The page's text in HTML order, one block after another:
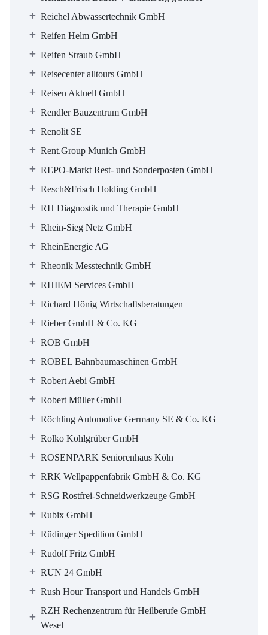
Reichel Abwassertechnik GmbH
Reifen Helm GmbH
Reifen Straub GmbH
Reisecenter alltours GmbH
Reisen Aktuell GmbH
Rendler Bauzentrum GmbH
Renolit SE
Rent.Group Munich GmbH
REPO-Markt Rest- und Sonderposten GmbH
Resch&Frisch Holding GmbH
RH Diagnostik und Therapie GmbH
Rhein-Sieg Netz GmbH
RheinEnergie AG
Rheonik Messtechnik GmbH
RHIEM Services GmbH
Richard Hönig Wirtschaftsberatungen
Rieber GmbH & Co. KG
ROB GmbH
ROBEL Bahnbaumaschinen GmbH
Robert Aebi GmbH
Robert Müller GmbH
Röchling Automotive Germany SE & Co. KG
Rolko Kohlgrüber GmbH
ROSENPARK Seniorenhaus Köln
RRK Wellpappenfabrik GmbH & Co. KG
RSG Rostfrei-Schneidwerkzeuge GmbH
Rubix GmbH
Rüdinger Spedition GmbH
Rudolf Fritz GmbH
RUN 24 GmbH
Rush Hour Transport und Handels GmbH
RZH Rechenzentrum für Heilberufe GmbH
Wesel